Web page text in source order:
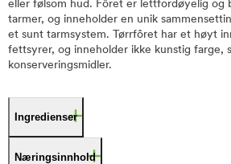
eller følsom hud. Fôret er lettfordøyelig og
tarmer, og inneholder en unik
et sunt tarmsystem. Tørrfôret har et høyt
fettsyrer, og inneholder ikke kunstig farge,
konserveringsmidler.
Ingredienser
Næringsinnhold